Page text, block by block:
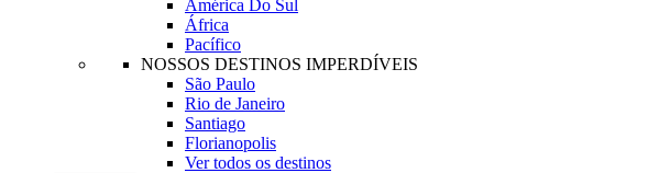
América Do Sul
África
Pacífico
NOSSOS DESTINOS IMPERDÍVEIS
São Paulo
Rio de Janeiro
Santiago
Florianopolis
Ver todos os destinos